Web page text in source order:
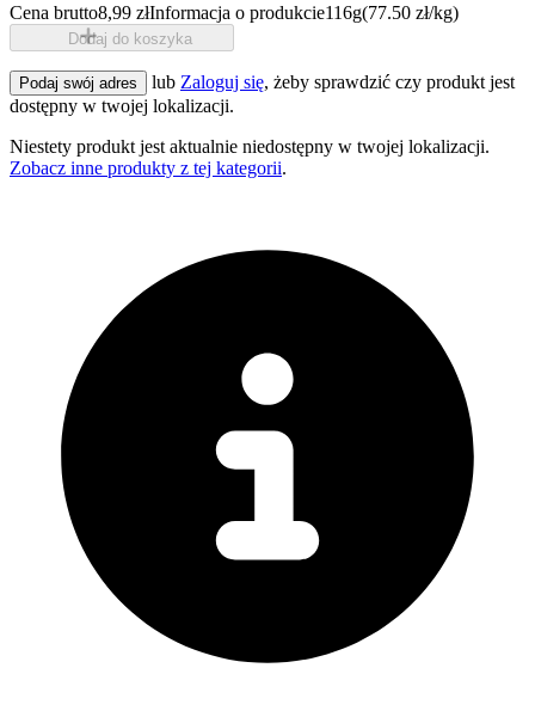
Cena brutto8,99 złInformacja o produkcie116g(77.50 zł/kg)
Dodaj do koszyka
Podaj swój adres lub Zaloguj się, żeby sprawdzić czy produkt jest
dostępny w twojej lokalizacji.
Niestety produkt jest aktualnie niedostępny w twojej lokalizacji.
Zobacz inne produkty z tej kategorii.